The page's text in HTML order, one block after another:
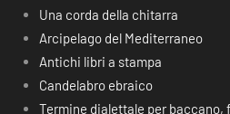
Una corda della chitarra
Arcipelago del Mediterraneo
Antichi libri a stampa
Candelabro ebraico
Termine dialettale per baccano,